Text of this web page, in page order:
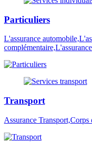
Particuliers
L'assurance
Transport
Assurance